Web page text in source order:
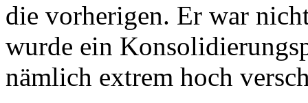
die vorherigen. Er war
wurde ein
nämlich extrem hoch